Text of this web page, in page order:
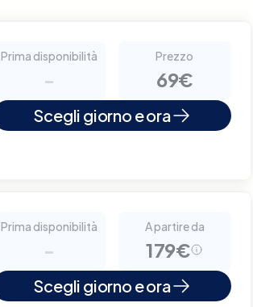
Prima disponibilità
-
Prezzo
69€
Scegli giorno e ora
Prima disponibilità
-
A partire da
179€
Scegli giorno e ora